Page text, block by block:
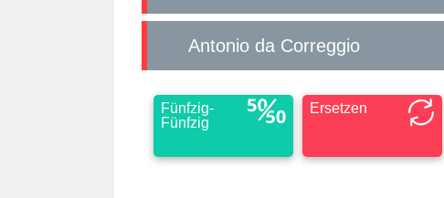
Antonio da Correggio
Fünfzig-
Fünfzig
Ersetzen